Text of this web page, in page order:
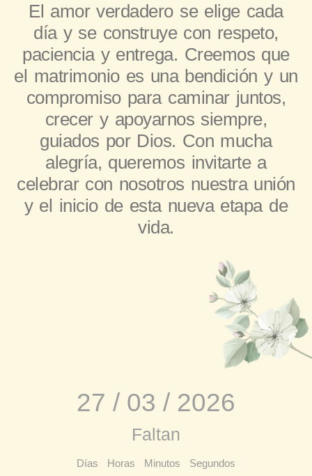
El amor verdadero se elige cada
día y se construye con respeto,
paciencia y entrega. Creemos que
el matrimonio es una bendición y un
compromiso para caminar juntos,
crecer y apoyarnos siempre,
guiados por Dios. Con mucha
alegría, queremos invitarte a
celebrar con nosotros nuestra unión
y el inicio de esta nueva etapa de
vida.
27 / 03 / 2026
Faltan
Días Horas Minutos Segundos